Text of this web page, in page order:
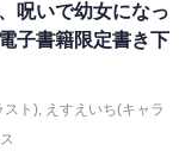
呪いで幼女になっ
子書籍限定書き下
スト), えすえいち(キャラ